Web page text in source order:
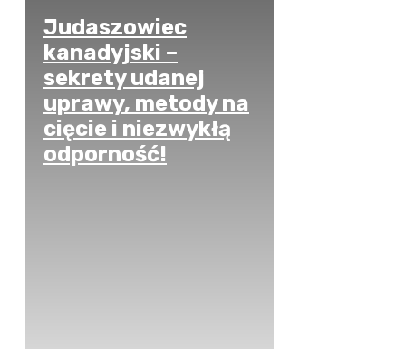
Judaszowiec
kanadyjski –
sekrety udanej
uprawy, metody na
cięcie i niezwykłą
odporność!